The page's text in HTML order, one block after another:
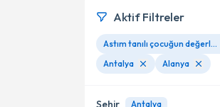
Aktif Filtreler
Astım tanılı çocuğun değerlendirilmesi ve takibi
Antalya
Alanya
Şehir Antalya